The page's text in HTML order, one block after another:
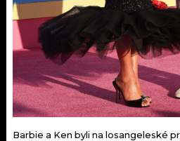
Barbie a Ken byli na losangeleské